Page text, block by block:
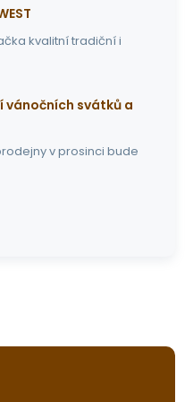
kvalitní tradiční i
svátků a
v prosinci bude